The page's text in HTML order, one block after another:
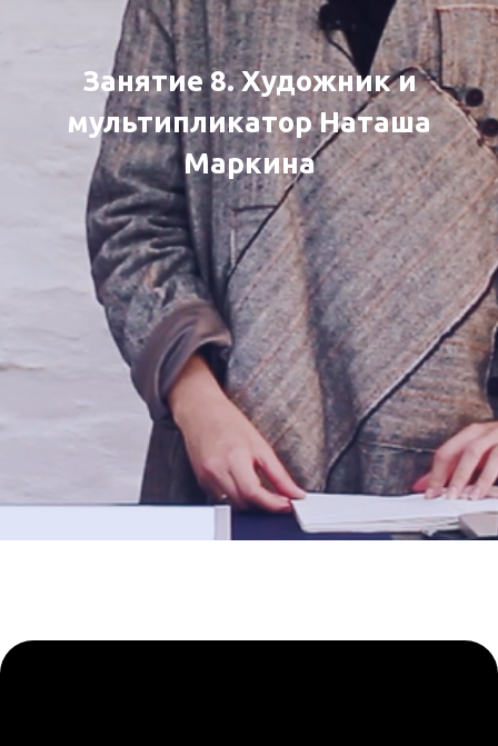
Занятие 8. Художник и
мультипликатор Наташа
Маркина